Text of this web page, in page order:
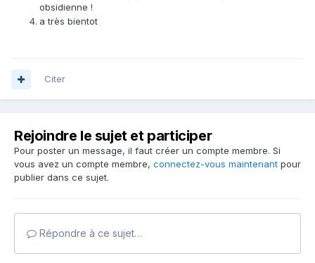
obsidienne !
a très bientot
Citer
Rejoindre le sujet et participer
Pour poster un message, il faut créer un compte membre. Si
vous avez un compte membre, connectez-vous maintenant pour
publier dans ce sujet.
Répondre à ce sujet…